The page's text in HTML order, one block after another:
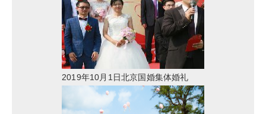
2019年10月1日北京国婚集体婚礼